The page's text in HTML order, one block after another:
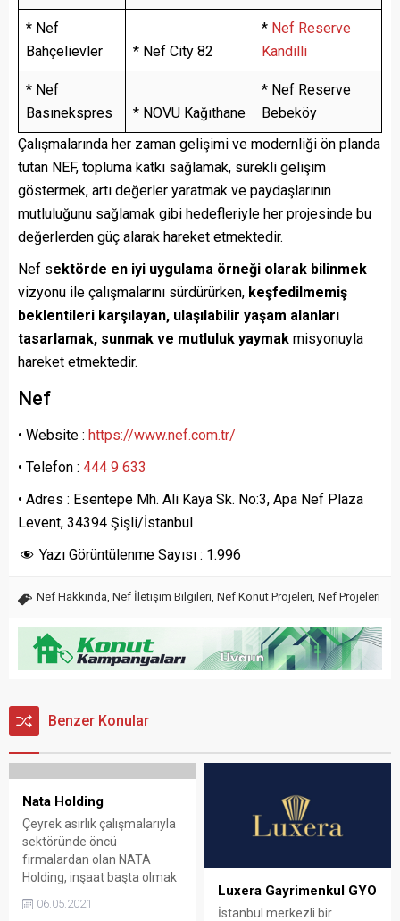
* Nef
Bahçelievler
* Nef City 82
* Nef Reserve
Kandilli
* Nef
Basınekspres
* NOVU Kağıthane
* Nef Reserve
Bebeköy
Çalışmalarında her zaman gelişimi ve modernliği ön planda
tutan NEF, topluma katkı sağlamak, sürekli gelişim
göstermek, artı değerler yaratmak ve paydaşlarının
mutluluğunu sağlamak gibi hedefleriyle her projesinde bu
değerlerden güç alarak hareket etmektedir.
Nef sektörde en iyi uygulama örneği olarak bilinmek
vizyonu ile çalışmalarını sürdürürken, keşfedilmemiş
beklentileri karşılayan, ulaşılabilir yaşam alanları
tasarlamak, sunmak ve mutluluk yaymak misyonuyla
hareket etmektedir.
Nef
• Website : https://www.nef.com.tr/
• Telefon : 444 9 633
• Adres : Esentepe Mh. Ali Kaya Sk. No:3, Apa Nef Plaza
Levent, 34394 Şişli/İstanbul
Yazı Görüntülenme Sayısı : 1.996
Nef Hakkında, Nef İletişim Bilgileri, Nef Konut Projeleri, Nef Projeleri
Benzer Konular
Nata Holding
Çeyrek asırlık çalışmalarıyla
sektöründe öncü
firmalardan olan NATA
Holding, inşaat başta olmak
proje geliştirme, madencilik,
06.05.2021
Luxera Gayrimenkul GYO
İstanbul merkezli bir